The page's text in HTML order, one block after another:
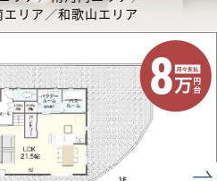
エリア ／和歌山エリア